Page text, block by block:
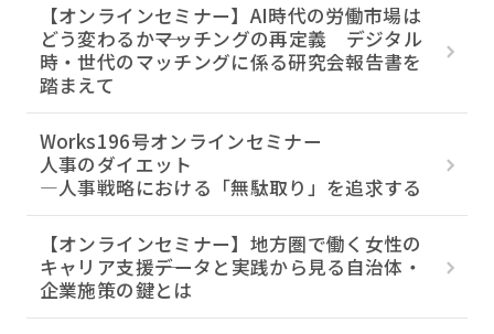
【オンラインセミナー】AI時代の労働市場は
どう変わるか――マッチングの再定義 デジタル
時・世代のマッチングに係る研究会報告書を
踏まえて
Works196号オンラインセミナー
人事のダイエット
―人事戦略における「無駄取り」を追求する
【オンラインセミナー】地方圏で働く女性の
キャリア支援――データと実践から見る自治体・
企業施策の鍵とは